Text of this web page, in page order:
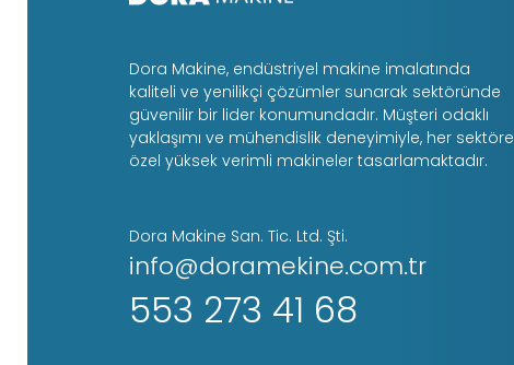
Dora Makine, endüstriyel makine imalatında
kaliteli ve yenilikçi çözümler sunarak sektöründe
güvenilir bir lider konumundadır. Müşteri odaklı
yaklaşımı ve mühendislik deneyimiyle, her sektöre
özel yüksek verimli makineler tasarlamaktadır.
Dora Makine San. Tic. Ltd. Şti.
info@doramekine.com.tr
553 273 41 68